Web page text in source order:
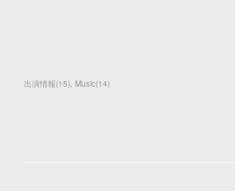
出演情報(15) Music(14)